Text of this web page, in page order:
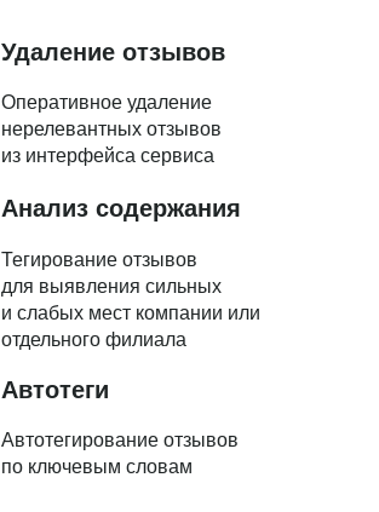
Автотеги
Автотегирование отзывов
по ключевым словам
Удаление отзывов
Оперативное удаление
нерелевантных отзывов
из интерфейса сервиса
Анализ содержания
Тегирование отзывов
для выявления сильных
и слабых мест компании или
отдельного филиала